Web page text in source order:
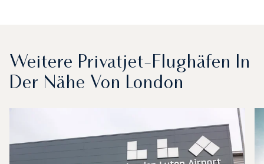
Weitere Privatjet-Flughäfen In
Der Nähe Von London